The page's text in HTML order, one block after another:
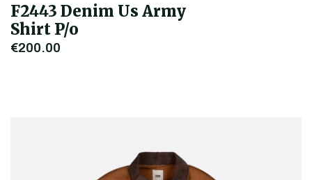
F2443 Denim Us Army
Shirt P/o
€200,00